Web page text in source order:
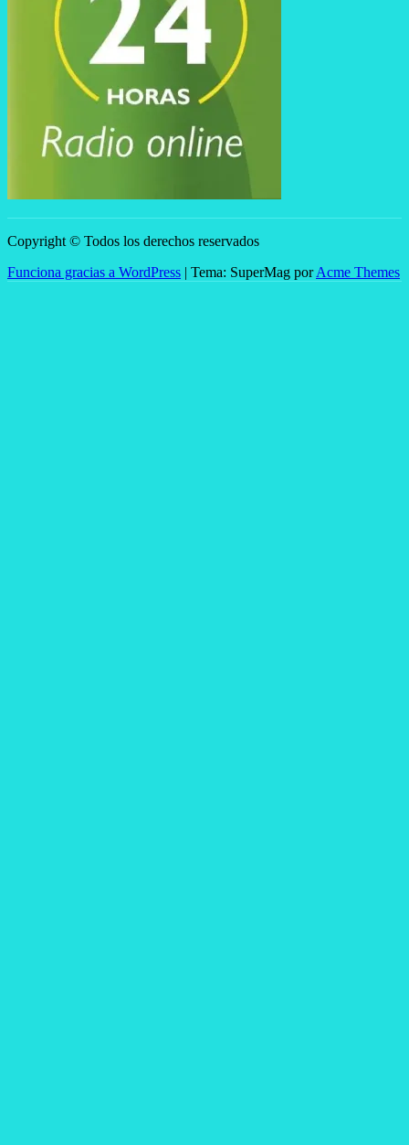
Copyright © Todos los derechos reservados
Funciona gracias a WordPress | Tema: SuperMag porAcme Themes